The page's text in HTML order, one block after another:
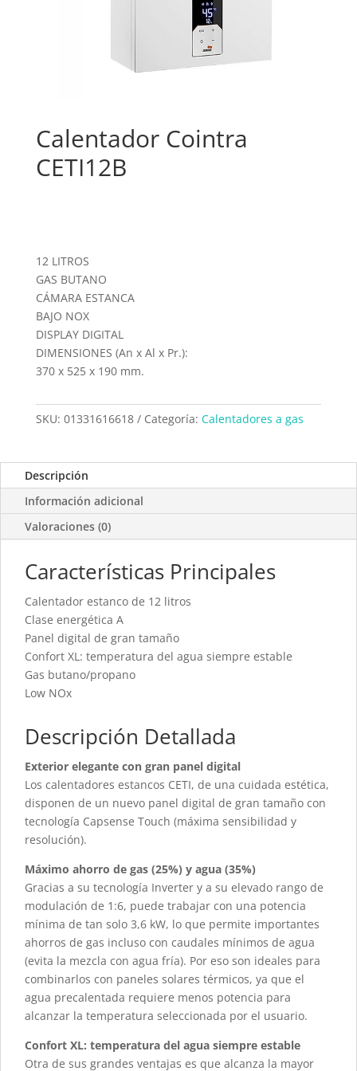
Calentador Cointra
CETI12B
12 LITROS
GAS BUTANO
CÁMARA ESTANCA
BAJO NOX
DISPLAY DIGITAL
DIMENSIONES (An x Al x Pr.):
370 x 525 x 190 mm.
SKU: 01331616618 Categoría: Calentadores a gas
Descripción
Información adicional
Valoraciones (0)
Características Principales
Calentador estanco de 12 litros
Clase energética A
Panel digital de gran tamaño
Confort XL: temperatura del agua siempre estable
Gas butano/propano
Low NOx
Descripción Detallada
Exterior elegante con gran panel digital
Los calentadores estancos CETI, de una cuidada estética,
disponen de un nuevo panel digital de gran tamaño con
tecnología Capsense Touch (máxima sensibilidad y
resolución).
Máximo ahorro de gas (25%) y agua (35%)
Gracias a su tecnología Inverter y a su elevado rango de
modulación de 1:6, puede trabajar con una potencia
mínima de tan solo 3,6 kW, lo que permite importantes
ahorros de gas incluso con caudales mínimos de agua
(evita la mezcla con agua fría). Por eso son ideales para
combinarlos con paneles solares térmicos, ya que el
agua precalentada requiere menos potencia para
alcanzar la temperatura seleccionada por el usuario.
Confort XL: temperatura del agua siempre estable
Otra de sus grandes ventajas es que alcanza la mayor